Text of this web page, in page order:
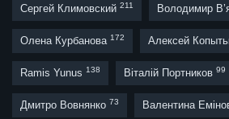
Сергей Климовский 211 Володимир
Олена Курбанова 172 Алексей
Ramis Yunus 138 Віталій Портников 99
Дмитро Вовнянко 73 Валентина